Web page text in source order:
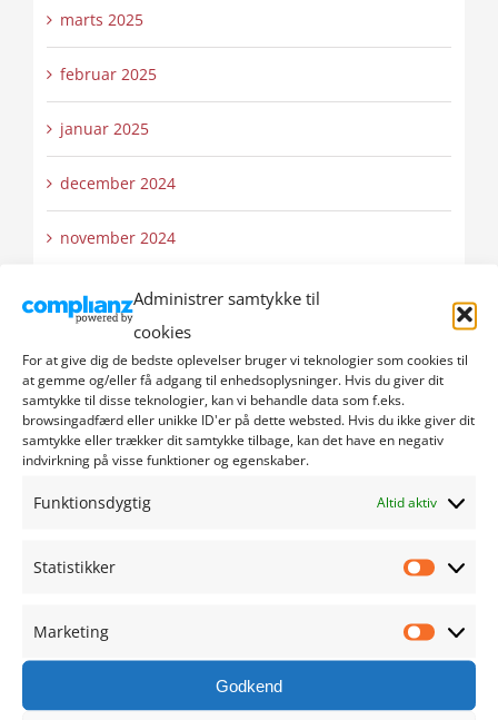
Administrer samtykke til
cookies
For at give dig de bedste oplevelser bruger vi teknologier som cookies til
at gemme og/eller få adgang til enhedsoplysninger. Hvis du giver dit
samtykke til disse teknologier, kan vi behandle data som f.eks.
browsingadfærd eller unikke ID'er på dette websted. Hvis du ikke giver dit
samtykke eller trækker dit samtykke tilbage, kan det have en negativ
indvirkning på visse funktioner og egenskaber.
Funktionsdygtig Altid aktiv
Statistikker
Marketing
Godkend
marts 2025
februar 2025
januar 2025
december 2024
november 2024
oktober 2024
august 2024
juli 2024
juni 2024
maj 2024